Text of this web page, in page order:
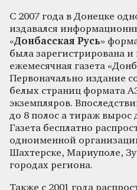
С 2007 года в Донецке
издавался
«Донбасская Русь»
была зарегистрирована и
ежемесячная газета
Первоначально издание
белых страниц формата
экземпляров.
до 8 полос а тираж вырос
Газета бесплатно
одноименной
Шахтерске, Мариуполе,
городах региона.
Также с 2001 года